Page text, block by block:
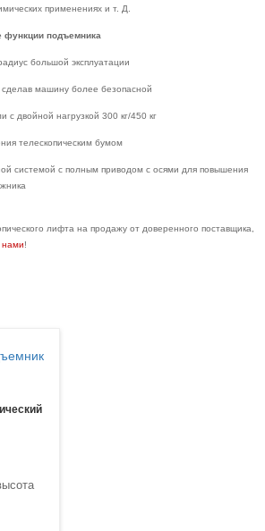
применениях и т. Д.
функции подъемника
большой эксплуатации
машину более безопасной
двойной нагрузкой 300 кг/450 кг
телескопическим бумом
системой с полным приводом с осями для повышения
лифта на продажу от доверенного поставщика,
нами!